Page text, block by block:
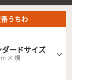
うちわ
ダードサイズ
× 横